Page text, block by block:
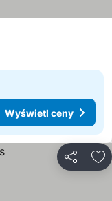
Wyświetl ceny